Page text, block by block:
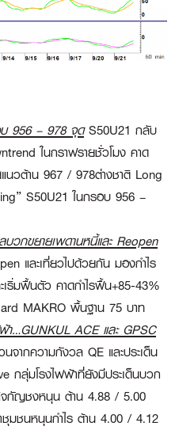
956 – 978 จุดS50U21 กลับ
ในกราฟรายชั่วโมง คาด
นวต้าน 967 / 978ต่างชาติ Long
S50U21 ในกรอบ 956 –
กขยายเพดานหนี้และ Reopen
และเที่ยวไปด้วยกัน มองกำไร
เริ่มฟื้นตัว คาดกำไรฟื้น+85-43%
MAKRO พื้นฐาน 75 บาท
า…GUNKUL ACE และ GPSC
ากความกังวล QE และประเด็น
กลุ่มโรงไฟฟ้าที่ยังมีประเด็นบวก
กัญชงหนุน ต้าน 4.88 / 5.00
ชุมชนหนุนกำไร ต้าน 4.00 / 4.12